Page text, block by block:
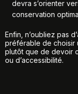
devra s’orienter
conservation
Enfin, n’oubliez pas
préférable de choisir
plutôt que de devoir
ou d’accessibilité.